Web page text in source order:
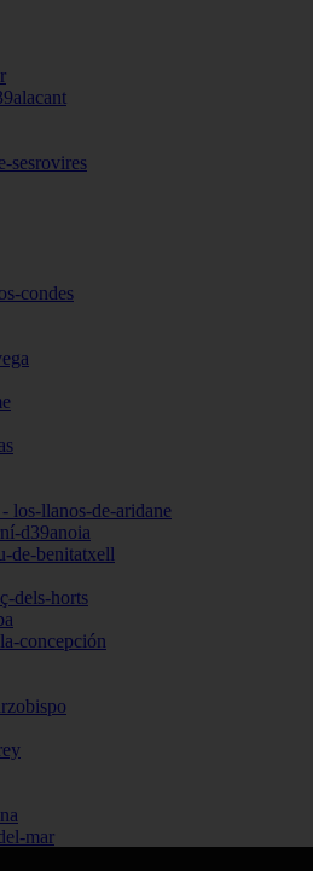
sesrovires
condes
los-llanos-de-aridane
d39anoia
de-benitatxell
dels-horts
concepción
mar